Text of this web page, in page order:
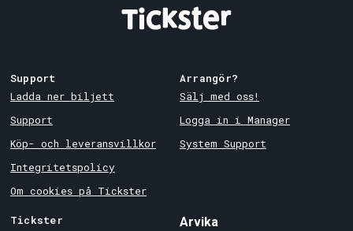
Om Tickster
Support
Ladda ner biljett
Support
Köp- och leveransvillkor
Integritetspolicy
Om cookies på Tickster
Arrangör?
Sälj med oss!
Logga in i Manager
System Support
Tickster
Arvika